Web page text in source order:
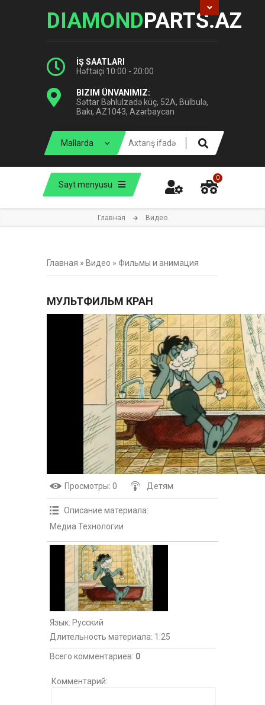
DIAMONDPARTS.AZ
İŞ SAATLARI
Həftəiçi 10:00 - 20:00
BIZIM ÜNVANIMIZ:
Səttar Bəhlulzadə küç, 52A, Bülbulə,
Bakı, AZ1043, Azərbaycan
Sayt menyusu
0
Главная Видео
Главная » Видео » Фильмы и анимация
МУЛЬТФИЛЬМ КРАН
Просмотры: 0 Детям
Описание материала:
Медиа Технологии
Язык: Русский
Длительность материала: 1:25
Всего комментариев: 0
Комментарий: